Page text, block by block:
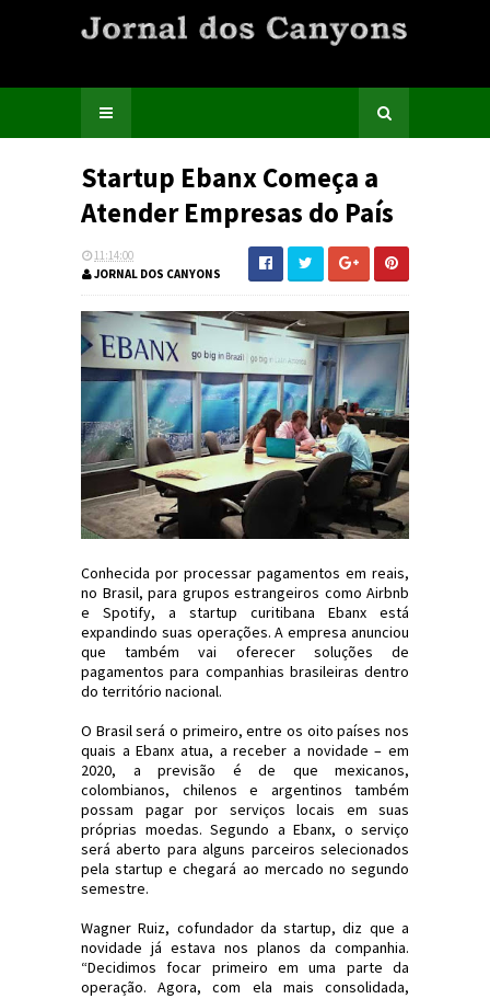
Startup Ebanx Começa a
Atender Empresas do País
11:14:00
JORNAL DOS CANYONS
Conhecida por processar pagamentos em reais,
no Brasil, para grupos estrangeiros como Airbnb
e Spotify, a startup curitibana Ebanx está
expandindo suas operações. A empresa anunciou
que também vai oferecer soluções de
pagamentos para companhias brasileiras dentro
do território nacional.
O Brasil será o primeiro, entre os oito países nos
quais a Ebanx atua, a receber a novidade – em
2020, a previsão é de que mexicanos,
colombianos, chilenos e argentinos também
possam pagar por serviços locais em suas
próprias moedas. Segundo a Ebanx, o serviço
será aberto para alguns parceiros selecionados
pela startup e chegará ao mercado no segundo
semestre.
Wagner Ruiz, cofundador da startup, diz que a
novidade já estava nos planos da companhia.
“Decidimos focar primeiro em uma parte da
operação. Agora, com ela mais consolidada,